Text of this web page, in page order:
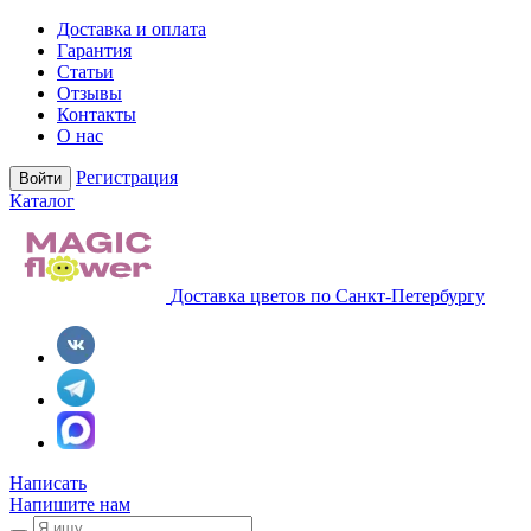
Доставка и оплата
Гарантия
Статьи
Отзывы
Контакты
О нас
Войти
Регистрация
Каталог
Доставка цветов по Санкт-Петербургу
Написать
Напишите нам